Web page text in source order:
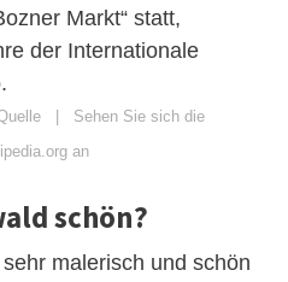
Markt“ statt,
der Internationale
Sehen Sie sich die
an
schön?
malerisch und schön